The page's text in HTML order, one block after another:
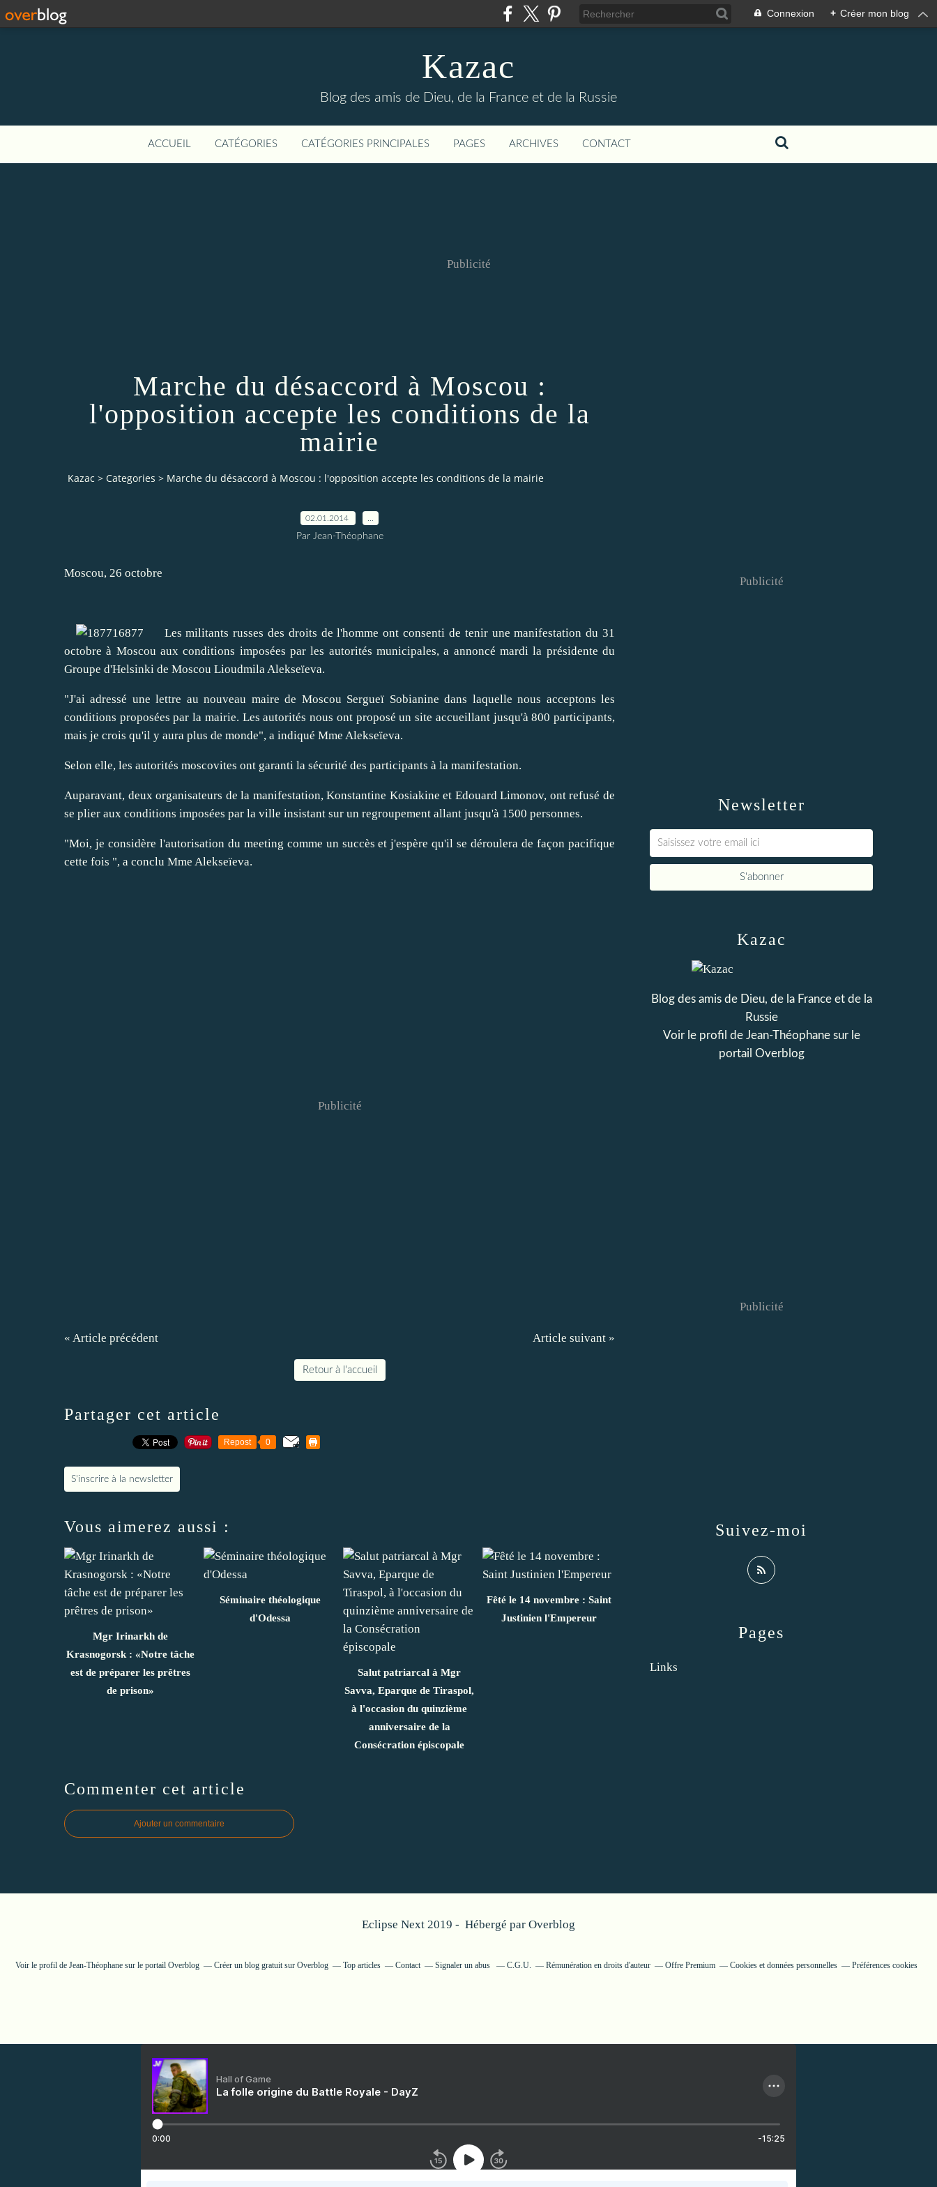
Connexion + Créer mon blog
Kazac
Blog des amis de Dieu, de la France et de la Russie
ACCUEIL CATÉGORIES CATÉGORIES PRINCIPALES PAGES ARCHIVES CONTACT
Publicité
Marche du désaccord à Moscou :
l'opposition accepte les conditions de la
mairie
Kazac > Categories > Marche du désaccord à Moscou : l'opposition accepte les conditions de la mairie
02.01.2014
Par Jean-Théophane
Moscou, 26 octobre
Les militants russes des droits de l'homme ont consenti de tenir une manifestation du 31
octobre à Moscou aux conditions imposées par les autorités municipales, a annoncé mardi la présidente du
Groupe d'Helsinki de Moscou Lioudmila Alekseïeva.
"J'ai adressé une lettre au nouveau maire de Moscou Sergueï Sobianine dans laquelle nous acceptons les
conditions proposées par la mairie. Les autorités nous ont proposé un site accueillant jusqu'à 800 participants,
mais je crois qu'il y aura plus de monde", a indiqué Mme Alekseïeva.
Selon elle, les autorités moscovites ont garanti la sécurité des participants à la manifestation.
Auparavant, deux organisateurs de la manifestation, Konstantine Kosiakine et Edouard Limonov, ont refusé de
se plier aux conditions imposées par la ville insistant sur un regroupement allant jusqu'à 1500 personnes.
"Moi, je considère l'autorisation du meeting comme un succès et j'espère qu'il se déroulera de façon pacifique
cette fois ", a conclu Mme Alekseïeva.
Publicité
« Article précédent Article suivant »
Retour à l'accueil
Partager cet article
Repost 0
S'inscrire à la newsletter
Vous aimerez aussi :
Mgr Irinarkh de
Krasnogorsk : «Notre tâche
est de préparer les prêtres
de prison»
Séminaire théologique
d'Odessa
Salut patriarcal à Mgr
Savva, Eparque de Tiraspol,
à l'occasion du quinzième
anniversaire de la
Consécration épiscopale
Fêté le 14 novembre : Saint
Justinien l'Empereur
Commenter cet article
Ajouter un commentaire
Newsletter
Publicité
Pages
Links
Kazac
Blog des amis de Dieu, de la France et de la
Russie
Voir le profil de Jean-Théophanesur le
portail Overblog
Suivez-moi
Publicité
Eclipse Next 2019 - Hébergé par Overblog
Voir le profil de Jean-Théophane sur le portail Overblog Créer un blog gratuit sur Overblog Top articles Contact Signaler un abus C.G.U. Rémunération en droits d'auteur Offre Premium Cookies et données personnelles Préférences cookies
Hall of Game
La folle origine du Battle Royale - DayZ
0:00 -15:25